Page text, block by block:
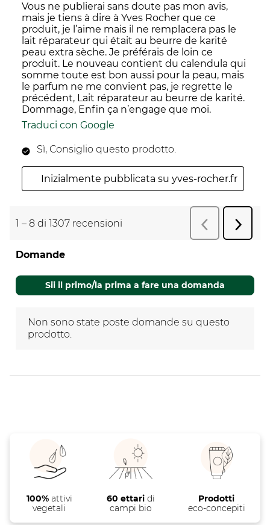
Vous ne publierai sans doute pas mon avis,
mais je tiens à dire à Yves Rocher que ce
produit, je l’aime mais il ne remplacera pas le
lait réparateur qui était au beurre de karité
peau extra sèche. Je préférais de loin ce
produit. Le nouveau contient du calendula qui
somme toute est bon aussi pour la peau, mais
le parfum ne me convient pas, je regrette le
précédent, Lait réparateur au beurre de karité.
Dommage, Enfin ça n’engage que moi.
Traduci con Google
Sì, Consiglio questo prodotto.
Inizialmente pubblicata su yves-rocher.fr
1 – 8 di 1307 recensioni Precedente
Non sono state poste domande su questo
Domande
Sii il primo/la prima a fare una domanda
Non sono state poste domande su questo
prodotto.
100%attivi
vegetali
60 ettaridi
campi bio
Prodotti
eco-concepiti